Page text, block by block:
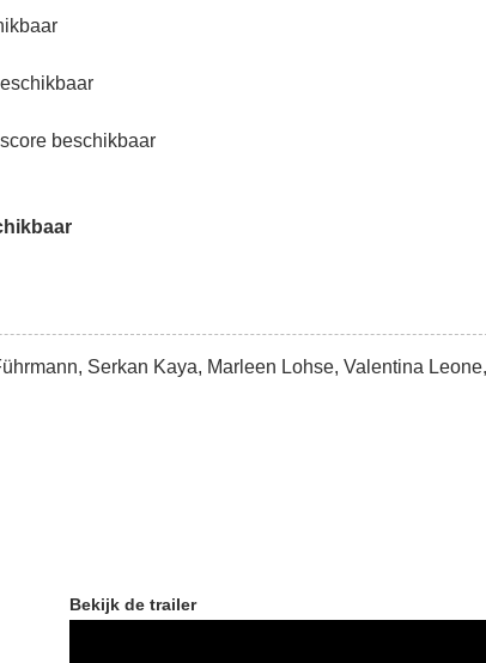
beschikbaar
Serkan Kaya, Marleen Lohse, Valentina Leone,
Bekijk de trailer